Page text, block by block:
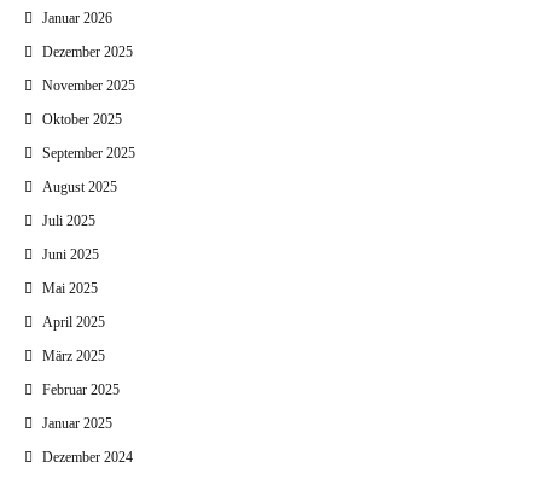
Januar 2026
Dezember 2025
November 2025
Oktober 2025
September 2025
August 2025
Juli 2025
Juni 2025
Mai 2025
April 2025
März 2025
Februar 2025
Januar 2025
Dezember 2024